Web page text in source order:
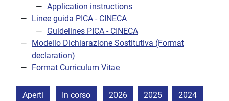
Application instructions
Linee guida PICA - CINECA
Guidelines PICA - CINECA
Modello Dichiarazione Sostitutiva (Format
declaration)
Format Curriculum Vitae
Aperti In corso 2026 2025 2024